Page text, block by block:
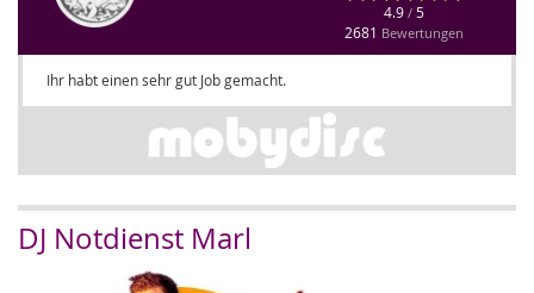
4.9 / 5
2681 Bewertungen
Ihr habt einen sehr gut Job gemacht.
DJ Notdienst Marl